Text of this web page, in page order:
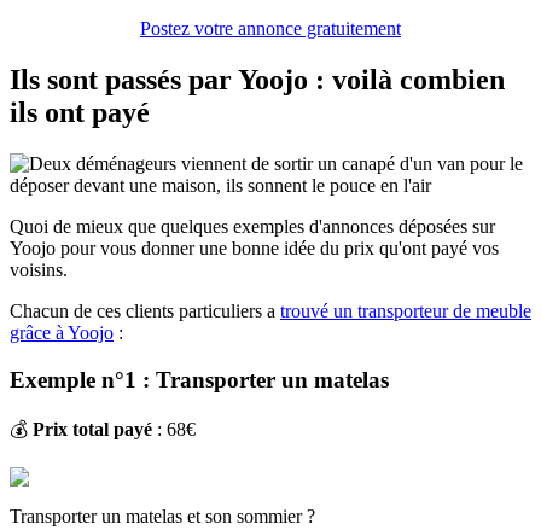
Postez votre annonce gratuitement
Ils sont passés par Yoojo : voilà combien
ils ont payé
Quoi de mieux que quelques exemples d'annonces déposées sur
Yoojo pour vous donner une bonne idée du prix qu'ont payé vos
voisins.
Chacun de ces clients particuliers a trouvé un transporteur de meuble
grâce à Yoojo :
Exemple n°1 : Transporter un matelas
💰 Prix total payé : 68€
Transporter un matelas et son sommier ?